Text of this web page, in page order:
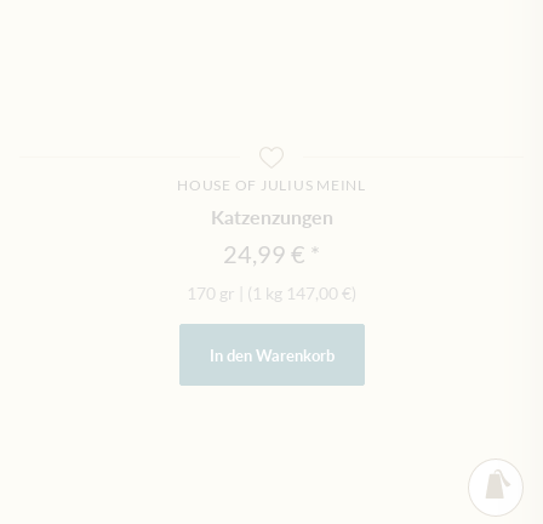
HOUSE OF JULIUS MEINL
Katzenzungen
24,99 €
170 gr (1 kg 147,00 €)
In den Warenkorb